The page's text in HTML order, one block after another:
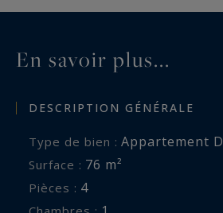
En savoir plus...
DESCRIPTION GÉNÉRALE
Type de bien : Appartement
Surface : 76 m²
Pièces : 4